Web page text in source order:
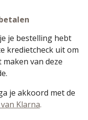
je bestelling hebt
kredietcheck uit om
van deze
je akkoord met de
Klarna.